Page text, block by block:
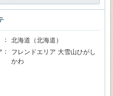
北海道（北海道）
フレンドエリア 大雪山ひがし
かわ